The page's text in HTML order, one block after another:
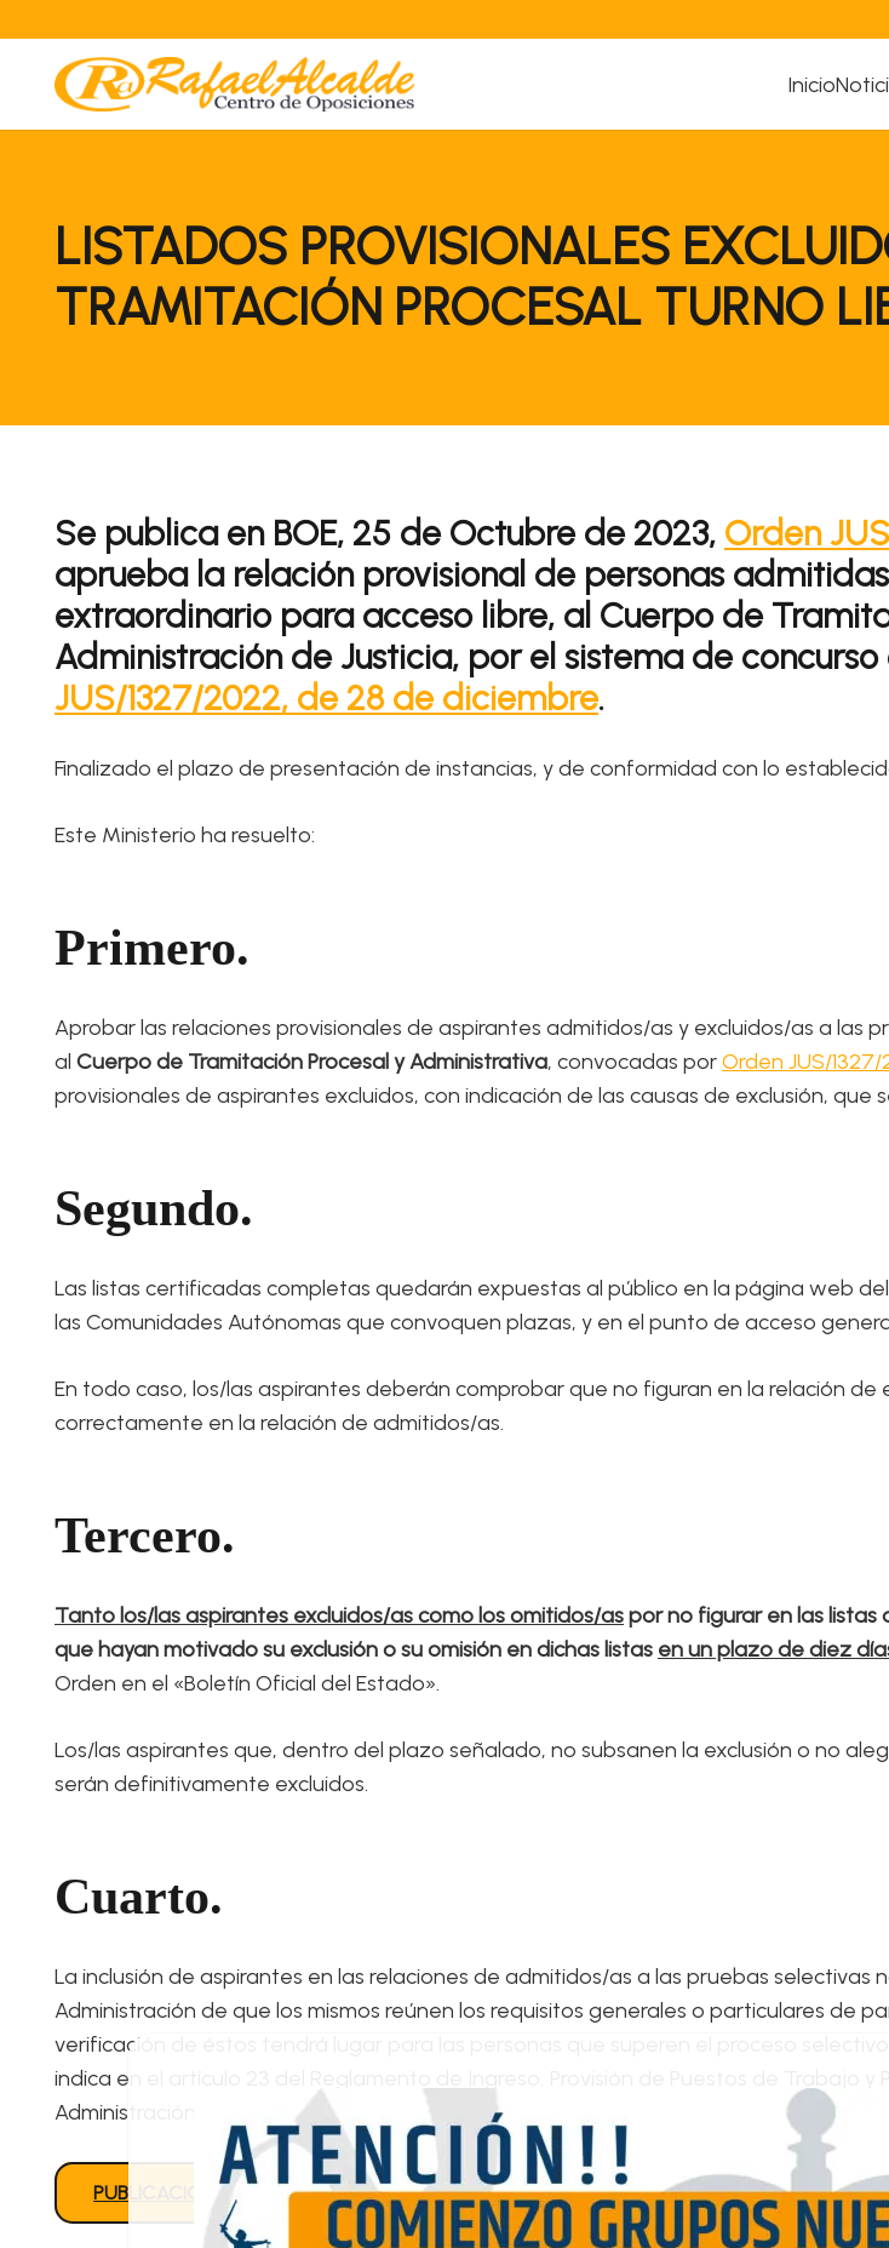
Inicio
LISTADOS PROVISIONALES
TRAMITACIÓN PROCESAL TURNO
Se publica en BOE, 25 de Octubre de 2023, Orden
aprueba la relación provisional de personas
extraordinario para acceso libre, al Cuerpo de
Administración de Justicia, por el sistema de
JUS/1327/2022, de 28 de diciembre.
Finalizado el plazo de presentación de instancias, y de conformidad con lo
Este Ministerio ha resuelto:
Primero.
Aprobar las relaciones provisionales de aspirantes admitidos/as y excluidos/as a las
al Cuerpo de Tramitación Procesal y Administrativa, convocadas porOrden JUS/
provisionales de aspirantes excluidos, con indicación de las causas de exclusión, que
Segundo.
Las listas certificadas completas quedarán expuestas al público en la página web
las Comunidades Autónomas que convoquen plazas, y en el punto de acceso
En todo caso, los/las aspirantes deberán comprobar que no figuran en la relación
correctamente en la relación de admitidos/as.
Tercero.
Tanto los/las aspirantes excluidos/as como los omitidos/aspor no figurar en las listas
que hayan motivado su exclusión o su omisión en dichas listas en un plazo de diez
Orden en el «Boletín Oficial del Estado».
Los/las aspirantes que, dentro del plazo señalado, no subsanen la exclusión o no
serán definitivamente excluidos.
Cuarto.
La inclusión de aspirantes en las relaciones de admitidos/as a las pruebas
Administración de que los mismos reúnen los requisitos generales o particulares de
verificación de éstos tendrá lugar para las personas que superen el proceso
indica en el artículo 23 del Reglamento de Ingreso, Provisión de Puestos de Trabajo y
Administración de Justicia.
PUBLICACIÓN BOE PUBLICACIÓN LISTADO COMPLETO. MINISTERIO JUSTICIA